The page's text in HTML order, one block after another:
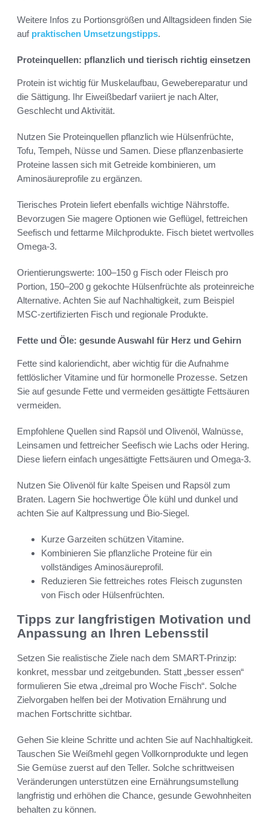
Weitere Infos zu Portionsgrößen und Alltagsideen finden Sie
auf praktischen Umsetzungstipps.
Proteinquellen: pflanzlich und tierisch richtig einsetzen
Protein ist wichtig für Muskelaufbau, Gewebereparatur und
die Sättigung. Ihr Eiweißbedarf variiert je nach Alter,
Geschlecht und Aktivität.
Nutzen Sie Proteinquellen pflanzlich wie Hülsenfrüchte,
Tofu, Tempeh, Nüsse und Samen. Diese pflanzenbasierte
Proteine lassen sich mit Getreide kombinieren, um
Aminosäureprofile zu ergänzen.
Tierisches Protein liefert ebenfalls wichtige Nährstoffe.
Bevorzugen Sie magere Optionen wie Geflügel, fettreichen
Seefisch und fettarme Milchprodukte. Fisch bietet wertvolles
Omega-3.
Orientierungswerte: 100–150 g Fisch oder Fleisch pro
Portion, 150–200 g gekochte Hülsenfrüchte als proteinreiche
Alternative. Achten Sie auf Nachhaltigkeit, zum Beispiel
MSC-zertifizierten Fisch und regionale Produkte.
Fette und Öle: gesunde Auswahl für Herz und Gehirn
Fette sind kaloriendicht, aber wichtig für die Aufnahme
fettlöslicher Vitamine und für hormonelle Prozesse. Setzen
Sie auf gesunde Fette und vermeiden gesättigte Fettsäuren
vermeiden.
Empfohlene Quellen sind Rapsöl und Olivenöl, Walnüsse,
Leinsamen und fettreicher Seefisch wie Lachs oder Hering.
Diese liefern einfach ungesättigte Fettsäuren und Omega-3.
Nutzen Sie Olivenöl für kalte Speisen und Rapsöl zum
Braten. Lagern Sie hochwertige Öle kühl und dunkel und
achten Sie auf Kaltpressung und Bio-Siegel.
Kurze Garzeiten schützen Vitamine.
Kombinieren Sie pflanzliche Proteine für ein
vollständiges Aminosäureprofil.
Reduzieren Sie fettreiches rotes Fleisch zugunsten
von Fisch oder Hülsenfrüchten.
Tipps zur langfristigen Motivation und
Anpassung an Ihren Lebensstil
Setzen Sie realistische Ziele nach dem SMART-Prinzip:
konkret, messbar und zeitgebunden. Statt „besser essen“
formulieren Sie etwa „dreimal pro Woche Fisch“. Solche
Zielvorgaben helfen bei der Motivation Ernährung und
machen Fortschritte sichtbar.
Gehen Sie kleine Schritte und achten Sie auf Nachhaltigkeit.
Tauschen Sie Weißmehl gegen Vollkornprodukte und legen
Sie Gemüse zuerst auf den Teller. Solche schrittweisen
Veränderungen unterstützen eine Ernährungsumstellung
langfristig und erhöhen die Chance, gesunde Gewohnheiten
behalten zu können.